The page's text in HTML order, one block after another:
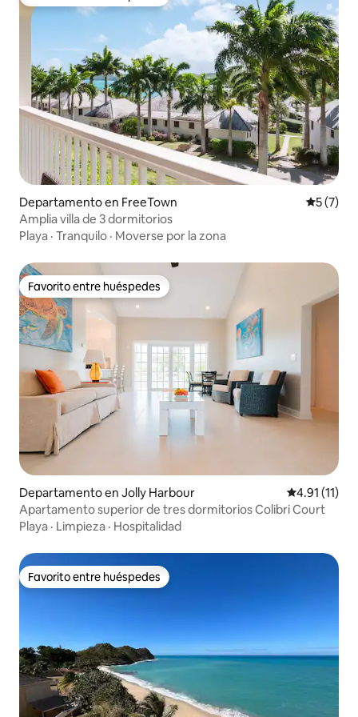
Departamento en FreeTown
5 (7)
Amplia villa de 3 dormitorios
Playa · Tranquilo · Moverse por la zona
Favorito entre huéspedes
Favorito entre huéspedes
Departamento en Jolly Harbour Calificación
4.91 (11)
Apartamento superior de tres dormitorios Colibri Court
Playa · Limpieza · Hospitalidad
Favorito entre huéspedes
Favorito entre huéspedes